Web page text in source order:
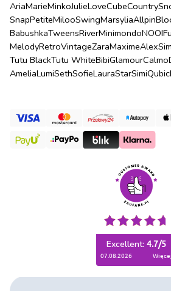
AriaMarieMinkoJulieLoveCubeCountry
SnapPetiteMilooSwingMarsyliaAllpin
BabushkaTweensRiverMinimondoNOOI
MelodyRetroVintageZaraMaximeAlex
Tutu BlackTutu WhiteBibiGlamourCalmo
AmeliaLumiSethSofieLauraStarSimiQubic
Excellent: 4.7/5
07.08.2026 więcej